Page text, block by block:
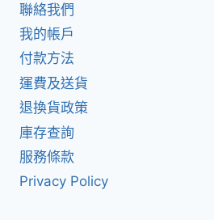
聯絡我們
我的帳戶
付款方法
運費及送貨
退換貨政策
庫存查詢
服務條款
Privacy Policy